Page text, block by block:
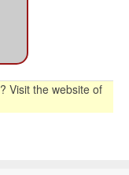
? Visit the website of